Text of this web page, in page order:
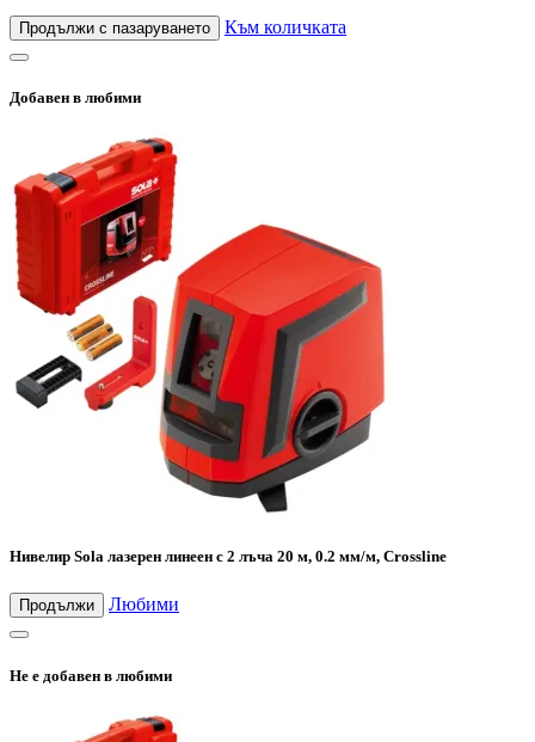
Продължи с пазаруването Към количката
Добавен в любими
Нивелир Sola лазерен линеен с 2 лъча 20 м, 0.2 мм/м, Crossline
Продължи Любими
Не е добавен в любими